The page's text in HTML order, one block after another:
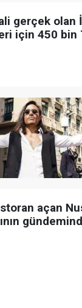
gerçek olan
için 450 bin
açan